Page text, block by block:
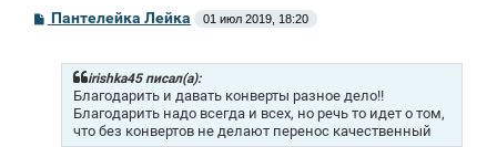
С
о
Пантелейка Лейка 01 июл 2019, 18:20
irishka45 писал(а):
Благодарить и давать конверты разное дело!!
Благодарить надо всегда и всех, но речь то идет о том,
что без конвертов не делают перенос качественный